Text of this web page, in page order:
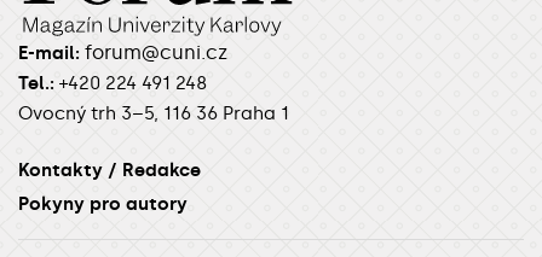
E-mail: forum@cuni.cz
Tel.: +420 224 491 248
Ovocný trh 3–5, 116 36 Praha 1
Kontakty / Redakce
Pokyny pro autory